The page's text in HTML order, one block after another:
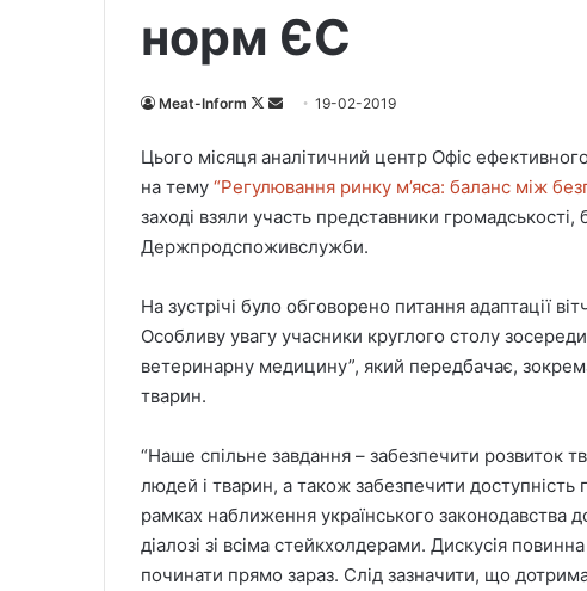
норм ЄС
Meat-Inform
F
l
l
o
w
n
X
n
d
a
n
m
a
i
19-02-2019
Цього місяця аналітичний центр Офіс
на тему “Регулювання ринку м’яса: баланс між
заході взяли участь представники громадськості,
Держпродспоживслужби.
На зустрічі було обговорено питання адаптації
Особливу увагу учасники круглого столу
ветеринарну медицину”, який передбачає,
тварин.
“Наше спільне завдання – забезпечити розвиток
людей і тварин, а також забезпечити доступність
рамках наближення українського законодавства
діалозі зі всіма стейкхолдерами. Дискусія
починати прямо зараз. Слід зазначити, що